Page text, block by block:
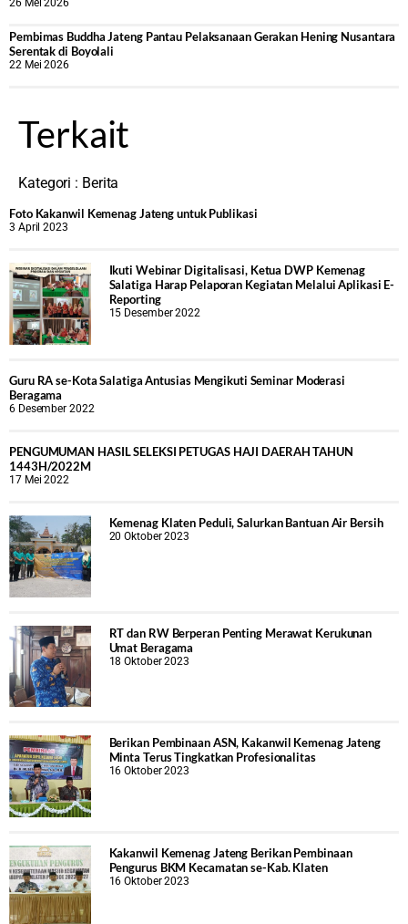
26 Mei 2026
‎Pembimas Buddha Jateng Pantau Pelaksanaan Gerakan Hening Nusantara
Serentak di Boyolali
22 Mei 2026
Terkait
Kategori : Berita
Foto Kakanwil Kemenag Jateng untuk Publikasi
3 April 2023
Ikuti Webinar Digitalisasi, Ketua DWP Kemenag
Salatiga Harap Pelaporan Kegiatan Melalui Aplikasi E-
Reporting
15 Desember 2022
Guru RA se-Kota Salatiga Antusias Mengikuti Seminar Moderasi
Beragama
6 Desember 2022
PENGUMUMAN HASIL SELEKSI PETUGAS HAJI DAERAH TAHUN
1443H/2022M
17 Mei 2022
Kemenag Klaten Peduli, Salurkan Bantuan Air Bersih
20 Oktober 2023
RT dan RW Berperan Penting Merawat Kerukunan
Umat Beragama
18 Oktober 2023
Berikan Pembinaan ASN, Kakanwil Kemenag Jateng
Minta Terus Tingkatkan Profesionalitas
16 Oktober 2023
Kakanwil Kemenag Jateng Berikan Pembinaan
Pengurus BKM Kecamatan se-Kab. Klaten
16 Oktober 2023